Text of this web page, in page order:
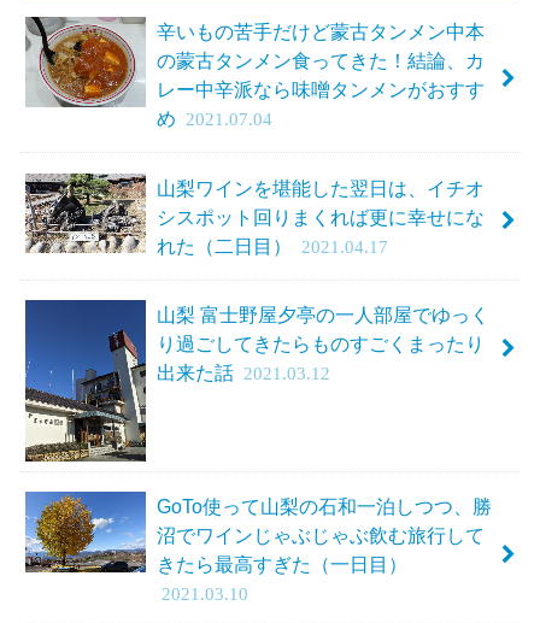
辛いもの苦手だけど蒙古タンメン中本
の蒙古タンメン食ってきた！結論、カ
レー中辛派なら味噌タンメンがおすす
め
2021.07.04
山梨ワインを堪能した翌日は、イチオ
シスポット回りまくれば更に幸せにな
れた（二日目）
2021.04.17
山梨 富士野屋夕亭の一人部屋でゆっく
り過ごしてきたらものすごくまったり
出来た話 2021.03.12
GoTo使って山梨の石和一泊しつつ、勝
沼でワインじゃぶじゃぶ飲む旅行して
きたら最高すぎた（一日目）
2021.03.10